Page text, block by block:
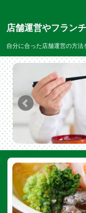
店舗運営やフラン
自分に合った店舗運営の方法